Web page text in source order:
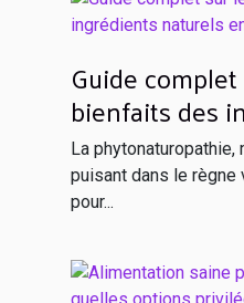
Guide
bienfaits des
naturels en
La
puisant dans le règne
pour...